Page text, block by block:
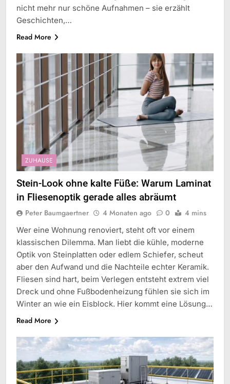
nicht mehr nur schöne Aufnahmen – sie erzählt
Geschichten,…
Read More
ZUHAUSE
Stein-Look ohne kalte Füße: Warum Laminat
in Fliesenoptik gerade alles abräumt
Peter Baumgaertner 4 Monaten ago 0 4 mins
Wer eine Wohnung renoviert, steht oft vor einem
klassischen Dilemma. Man liebt die kühle, moderne
Optik von Steinplatten oder edlem Schiefer, scheut
aber den Aufwand und die Nachteile echter Keramik.
Fliesen sind hart, beim Verlegen entsteht extrem viel
Dreck und ohne Fußbodenheizung fühlen sie sich im
Winter an wie ein Eisblock. Hier kommt eine Lösung…
Read More